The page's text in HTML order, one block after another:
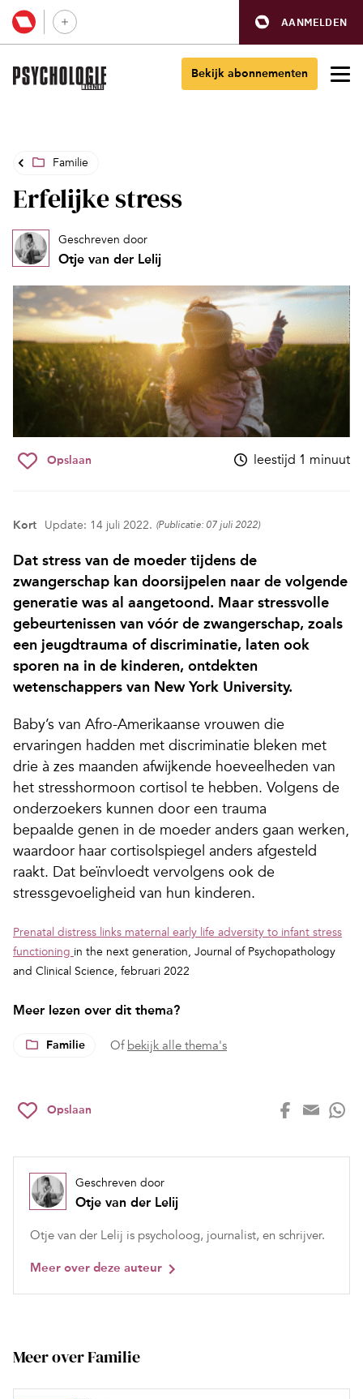
AANMELDEN
Bekijk abonnementen
Familie
Erfelijke stress
Geschreven door
Otje van der Lelij
Opslaan leestijd 1 minuut
Kort Update: 14 juli 2022. (Publicatie: 07 juli 2022)
Dat stress van de moeder tijdens de
zwangerschap kan doorsijpelen naar de volgende
generatie was al aangetoond. Maar stressvolle
gebeurtenissen van vóór de zwangerschap, zoals
een jeugdtrauma of discriminatie, laten ook
sporen na in de kinderen, ontdekten
wetenschappers van New York University.
Baby’s van Afro-Amerikaanse vrouwen die
ervaringen hadden met discriminatie bleken met
drie à zes maanden afwijkende hoeveelheden van
het stresshormoon cortisol te hebben. Volgens de
onderzoekers kunnen door een trauma
bepaalde genen in de moeder anders gaan werken,
waardoor haar cortisolspiegel anders afgesteld
raakt. Dat beïnvloedt vervolgens ook de
stressgevoeligheid van hun kinderen.
Prenatal distress links maternal early life adversity to infant stress
functioning in the next generation, Journal of Psychopathology
and Clinical Science, februari 2022
Meer lezen over dit thema?
Familie Of bekijk alle thema's
Opslaan
Geschreven door
Otje van der Lelij
Otje van der Lelij is psycholoog, journalist, en schrijver.
Meer over deze auteur
Meer over Familie